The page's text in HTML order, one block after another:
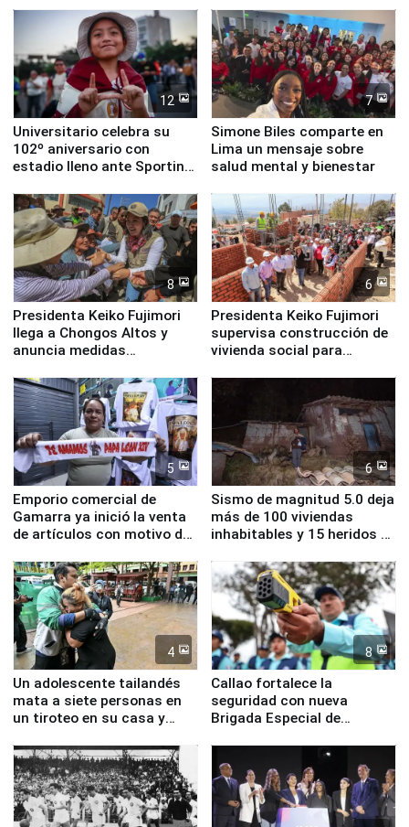
12
Universitario celebra su
102º aniversario con
estadio lleno ante Sporting
7
Simone Biles comparte en
Lima un mensaje sobre
salud mental y bienestar
8
Presidenta Keiko Fujimori
llega a Chongos Altos y
anuncia medidas
educación, salud y empleo
6
Presidenta Keiko Fujimori
supervisa construcción de
vivienda social para
5
Emporio comercial de
Gamarra ya inició la venta
de artículos con motivo de
6
Sismo de magnitud 5.0 deja
más de 100 viviendas
inhabitables y 15 heridos en
4
Un adolescente tailandés
mata a siete personas en
un tiroteo en su casa y
8
Callao fortalece la
seguridad con nueva
Brigada Especial de
equipamiento para
Serenazgo